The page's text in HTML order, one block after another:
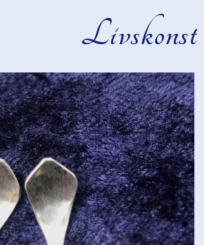
Livskonst